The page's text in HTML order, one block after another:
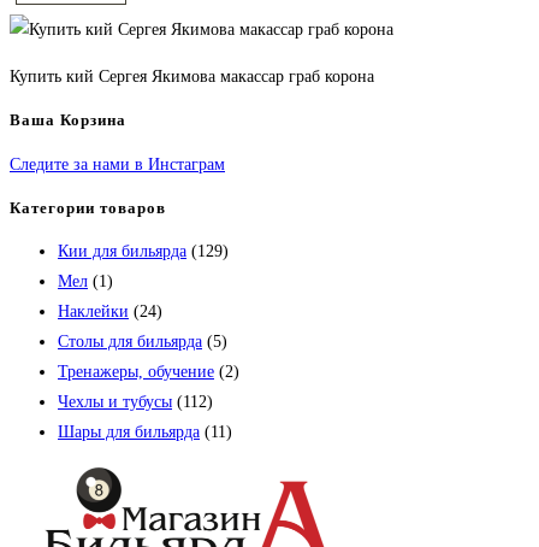
Купить кий Сергея Якимова макассар граб корона
Ваша Корзина
Следите за нами в Инстаграм
Категории товаров
Кии для бильярда (129)
Мел (1)
Наклейки (24)
Столы для бильярда (5)
Тренажеры, обучение (2)
Чехлы и тубусы (112)
Шары для бильярда (11)